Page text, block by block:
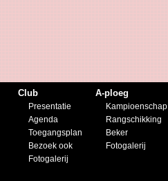
17/05/2018
22/08/2018
27/10/2018
12/01/2019
Club
Presentatie
Agenda
Toegangsplan
Bezoek ook
Fotogalerij
A-ploeg
Kampioenschap
Rangschikking
Beker
Fotogalerij